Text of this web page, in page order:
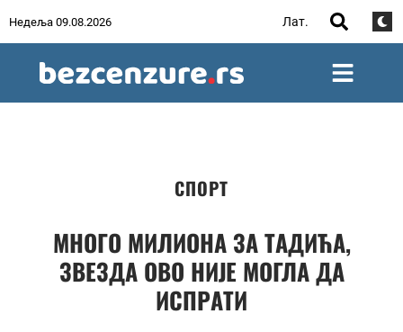
Недеља 09.08.2026 Лат.
СПОРТ
МНОГО МИЛИОНА ЗА ТАДИЋА,
ЗВЕЗДА ОВО НИЈЕ МОГЛА ДА
ИСПРАТИ